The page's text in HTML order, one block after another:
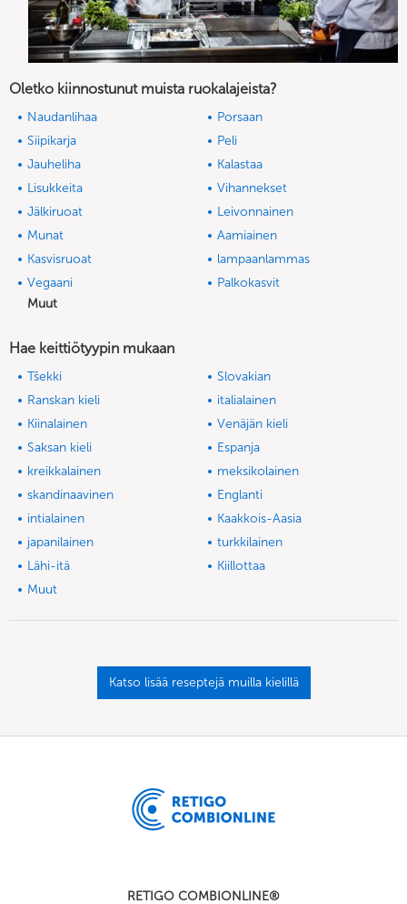
Oletko kiinnostunut muista ruokalajeista?
Naudanlihaa
Porsaan
Siipikarja
Peli
Jauheliha
Kalastaa
Lisukkeita
Vihannekset
Jälkiruoat
Leivonnainen
Munat
Aamiainen
Kasvisruoat
lampaanlammas
Vegaani
Palkokasvit
Muut
Hae keittiötyypin mukaan
Tšekki
Slovakian
Ranskan kieli
italialainen
Kiinalainen
Venäjän kieli
Saksan kieli
Espanja
kreikkalainen
meksikolainen
skandinaavinen
Englanti
intialainen
Kaakkois-Aasia
japanilainen
turkkilainen
Lähi-itä
Kiillottaa
Muut
Katso lisää reseptejä muilla kielillä
RETIGO COMBIONLINE®